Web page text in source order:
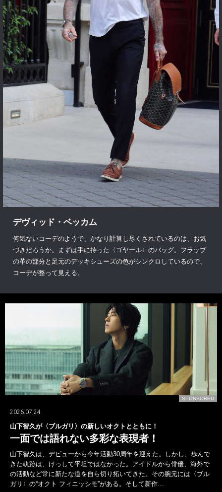
デヴィッド・ベッカム
何気ないコーデのようで、かなり計算し尽くされているのは、お気
づきだろうか。まずは手に持った〈ゴヤール〉のバッグ。フラップ
の革の部分と足元のデッキシューズの色がシンクロしているので、
コーデが整って見える。
SPONSORED
2026.07.24
山下智久が〈ブルガリ〉の新しいオクトとともに！
一面では語れない多彩な表現者！
山下智久は、デビューから今年活動30周年を迎えた。しかし、歩んで
きた軌跡は、けっして平坦ではなかった。アイドルから俳優、海外で
の活動など常に新たな道を自ら切り拓いてきた。その腕元には〈ブル
ガリ〉の“オクト フィニッシモ”がある。そして新作…